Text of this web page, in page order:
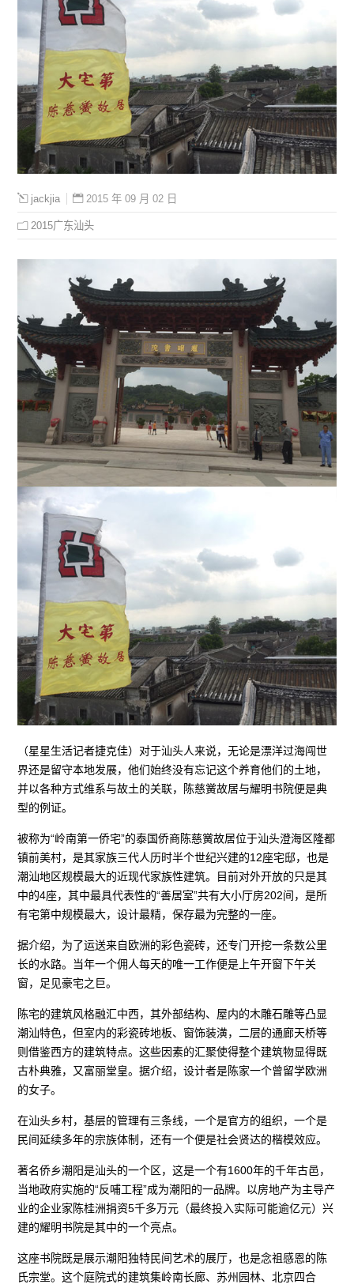
jackjia 2015 年 09 月 02 日
2015广东汕头
（星星生活记者捷克佳）对于汕头人来说，无论是漂洋过海闯世
界还是留守本地发展，他们始终没有忘记这个养育他们的土地，
并以各种方式维系与故土的关联，陈慈黉故居与耀明书院便是典
型的例证。
被称为“岭南第一侨宅”的泰国侨商陈慈黉故居位于汕头澄海区隆都
镇前美村，是其家族三代人历时半个世纪兴建的12座宅邸，也是
潮汕地区规模最大的近现代家族性建筑。目前对外开放的只是其
中的4座，其中最具代表性的“善居室”共有大小厅房202间，是所
有宅第中规模最大，设计最精，保存最为完整的一座。
据介绍，为了运送来自欧洲的彩色瓷砖，还专门开挖一条数公里
长的水路。当年一个佣人每天的唯一工作便是上午开窗下午关
窗，足见豪宅之巨。
陈宅的建筑风格融汇中西，其外部结构、屋内的木雕石雕等凸显
潮汕特色，但室内的彩瓷砖地板、窗饰装潢，二层的通廊天桥等
则借鉴西方的建筑特点。这些因素的汇聚使得整个建筑物显得既
古朴典雅，又富丽堂皇。据介绍，设计者是陈家一个曾留学欧洲
的女子。
在汕头乡村，基层的管理有三条线，一个是官方的组织，一个是
民间延续多年的宗族体制，还有一个便是社会贤达的楷模效应。
著名侨乡潮阳是汕头的一个区，这是一个有1600年的千年古邑，
当地政府实施的“反哺工程”成为潮阳的一品牌。以房地产为主导产
业的企业家陈桂洲捐资5千多万元（最终投入实际可能逾亿元）兴
建的耀明书院是其中的一个亮点。
这座书院既是展示潮阳独特民间艺术的展厅，也是念祖感恩的陈
氏宗堂。这个庭院式的建筑集岭南长廊、苏州园林、北京四合